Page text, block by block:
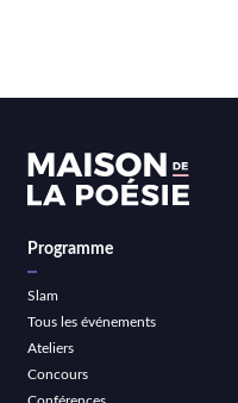
Programme
Slam
Tous les événements
Ateliers
Concours